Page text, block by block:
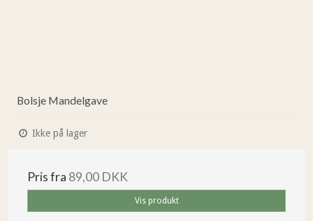
Bolsje Mandelgave
Ikke på lager
Pris fra 89,00 DKK
Vis produkt